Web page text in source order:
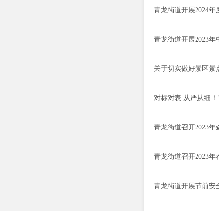
青龙街道开展2024
青龙街道开展2023
关于切实做好景区景
对标对表 从严从细
青龙街道召开2023年
青龙街道召开2023
青龙街道开展节前安